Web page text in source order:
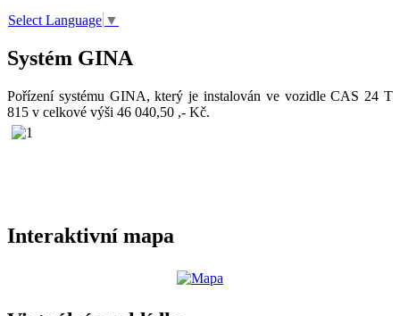
Select Language ▼
Systém GINA
Pořízení systému GINA, který je instalován ve vozidle CAS 24 T
815 v celkové výši 46 040,50 ,- Kč.
Interaktivní mapa